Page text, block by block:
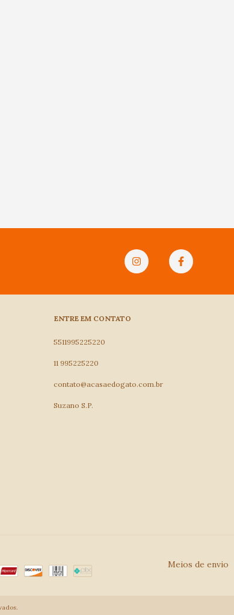
ENTRE EM CONTATO
5511995225220
11 995225220
contato@acasaedogato.com.br
Suzano S.P.
Meios de envio